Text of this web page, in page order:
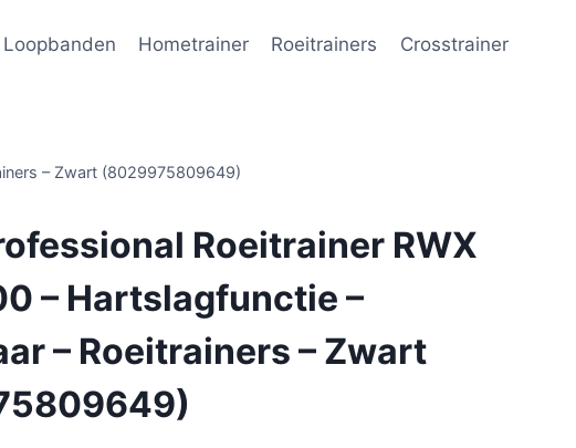
Loopbanden Hometrainer Roeitrainers Crosstrainer
– Zwart (8029975809649)
Roeitrainer RWX
– Hartslagfunctie –
– Roeitrainers – Zwart